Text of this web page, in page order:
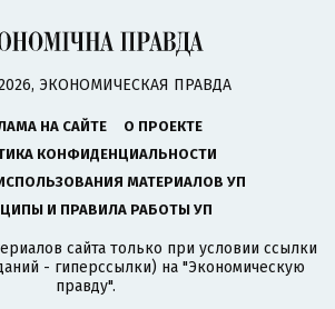
ЭКОНОМИЧЕСКАЯ ПРАВДА
НА САЙТЕ
О ПРОЕКТЕ
КОНФИДЕНЦИАЛЬНОСТИ
МАТЕРИАЛОВ УП
И ПРАВИЛА РАБОТЫ УП
сайта только при условии ссылки
- гиперссылки) на "Экономическую
правду".